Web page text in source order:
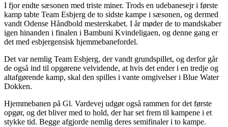
I fjor endte sæsonen med triste miner. Trods en udebanesejr i første
kamp tabte Team Esbjerg de to sidste kampe i sæsonen, og dermed
vandt Odense Håndbold mesterskabet. I år møder de to mandskaber
igen hinanden i finalen i Bambuni Kvindeligaen, og denne gang er
det med esbjergensisk hjemmebanefordel.
Det var nemlig Team Esbjerg, der vandt grundspillet, og derfor går
de også ind til opgørene velvidende, at hvis det ender i en tredje og
altafgørende kamp, skal den spilles i vante omgivelser i Blue Water
Dokken.
Hjemmebanen på Gl. Vardevej udgør også rammen for det første
opgør, og det bliver med to hold, der har set frem til kampene i et
stykke tid. Begge afgjorde nemlig deres semifinaler i to kampe.